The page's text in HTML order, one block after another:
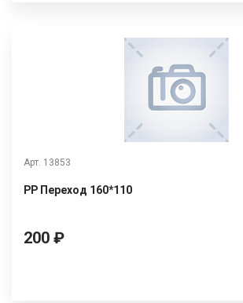
Арт. 13853
РР Переход 160*110
200 ₽